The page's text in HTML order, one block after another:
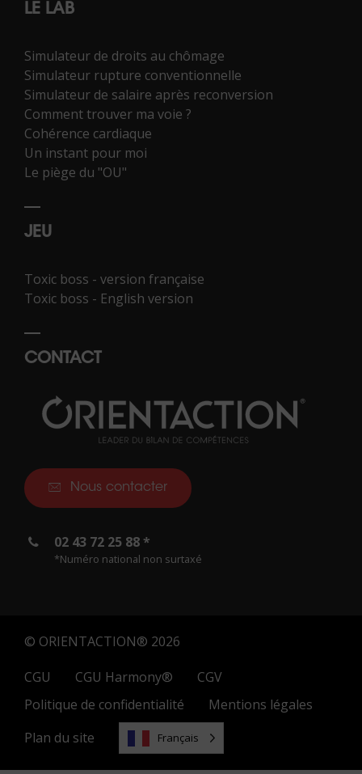
LE LAB
Simulateur de droits au chômage
Simulateur rupture conventionnelle
Simulateur de salaire après reconversion
Comment trouver ma voie ?
Cohérence cardiaque
Un instant pour moi
Le piège du "OU"
JEU
Toxic boss - version française
Toxic boss - English version
CONTACT
Nous contacter
02 43 72 25 88 *
*Numéro national non surtaxé
© ORIENTACTION® 2026
CGU
CGU Harmony®
CGV
Politique de confidentialité
Mentions légales
Plan du site
Français